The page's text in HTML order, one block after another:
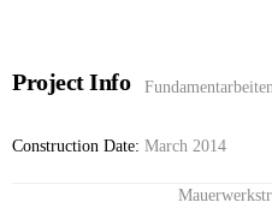
Project Info
Construction Date: March 2014